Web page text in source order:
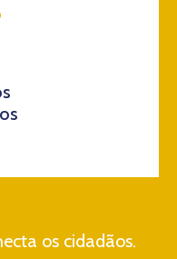
os cidadãos.